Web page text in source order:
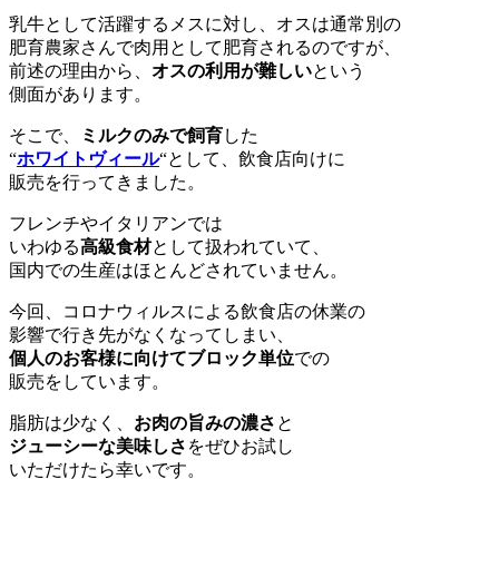
乳牛として活躍するメスに対し、オスは通常別の
肥育農家さんで肉用として肥育されるのですが、
前述の理由から、 オスの利用が難しいという
側面があります。
そこで、 ミルクのみで飼育した
“ホワイトヴィール“として、飲食店向けに
販売を行ってきました。
フレンチやイタリアンでは
いわゆる高級食材として扱われていて、
国内での生産はほとんどされていません。
今回、コロナウィルスによる飲食店の休業の
影響で行き先がなくなってしまい、
個人のお客様に向けてブロック単位での
販売をしています。
脂肪は少なく、 お肉の旨みの濃さ と
ジューシーな美味しさ をぜひお試し
いただけたら幸いです。